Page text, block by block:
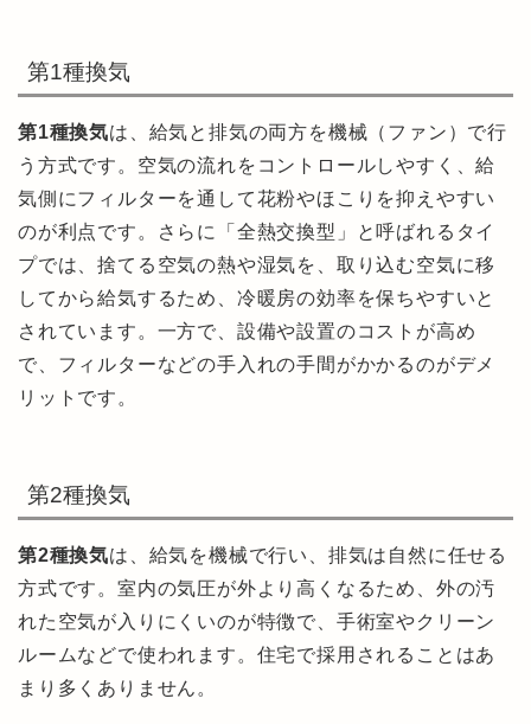
第1種換気
第1種換気は、給気と排気の両方を機械（ファン）で行
う方式です。空気の流れをコントロールしやすく、給
気側にフィルターを通して花粉やほこりを抑えやすい
のが利点です。さらに「全熱交換型」と呼ばれるタイ
プでは、捨てる空気の熱や湿気を、取り込む空気に移
してから給気するため、冷暖房の効率を保ちやすいと
されています。一方で、設備や設置のコストが高め
で、フィルターなどの手入れの手間がかかるのがデメ
リットです。
第2種換気
第2種換気は、給気を機械で行い、排気は自然に任せる
方式です。室内の気圧が外より高くなるため、外の汚
れた空気が入りにくいのが特徴で、手術室やクリーン
ルームなどで使われます。住宅で採用されることはあ
まり多くありません。